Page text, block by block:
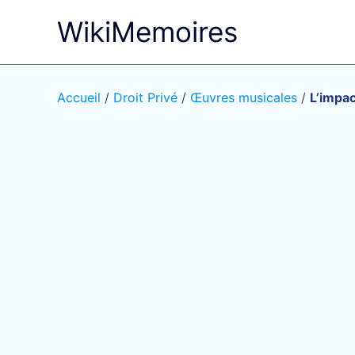
WikiMemoires
Accueil / Droit Privé / Œuvres musicales /